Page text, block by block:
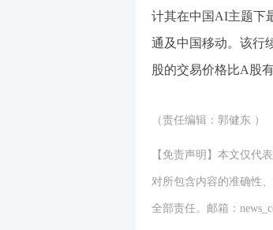
计其在中国AI主题下
通及中国移动。该行
股的交易价格比A股
（责任编辑：郭健东 ）
【免责声明】本文仅代
对所包含内容的准确性
全部责任。邮箱：